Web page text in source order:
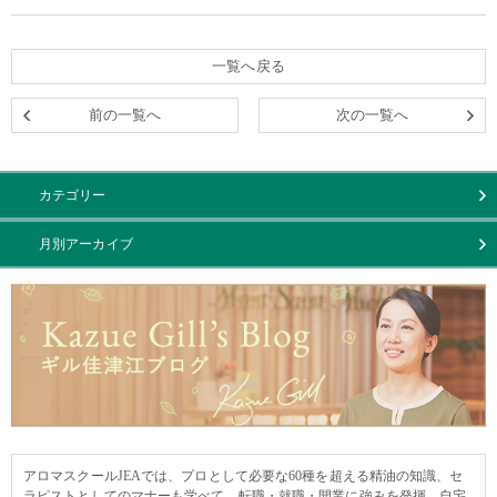
前の一覧へ 次の一覧へ
一覧へ戻る
カテゴリー
月別アーカイブ
アロマスクールJEAでは、プロとして必要な60種を超える精油の知識、セ